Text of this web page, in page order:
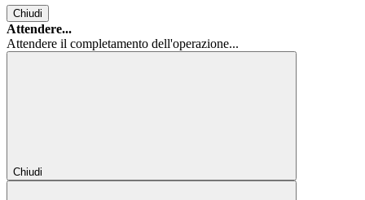
Chiudi
Attendere...
Attendere il completamento dell'operazione...
Chiudi